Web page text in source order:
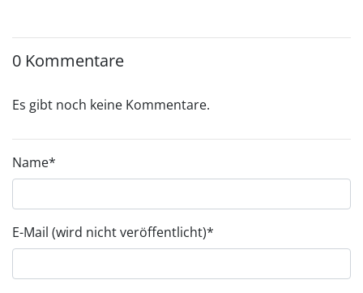
0 Kommentare
Es gibt noch keine Kommentare.
Name*
E-Mail (wird nicht veröffentlicht)*